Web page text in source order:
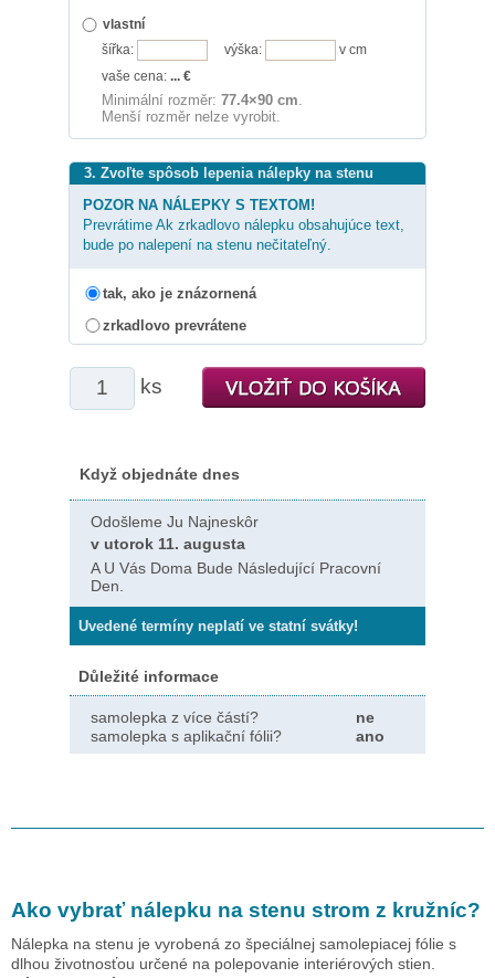
vlastní
šířka:
výška:
v cm
vaše cena: ... €
Minimální rozměr: 77.4×90 cm.
Menší rozměr nelze vyrobit.
3. Zvoľte spôsob lepenia nálepky na stenu
POZOR NA NÁLEPKY S TEXTOM!
Prevrátime Ak zrkadlovo nálepku obsahujúce text,
bude po nalepení na stenu nečitateľný.
tak, ako je znázornená
zrkadlovo prevrátene
ks
Když objednáte dnes
Odošleme Ju Najneskôr
v utorok 11. augusta
A U Vás Doma Bude Následující Pracovní
Den.
Uvedené termíny neplatí ve statní svátky!
Důležité informace
samolepka z více částí?
ne
samolepka s aplikační fólii?
ano
Ako vybrať nálepku na stenu strom z kružníc?
Nálepka na stenu je vyrobená zo špeciálnej samolepiacej fólie s
dlhou životnosťou určené na polepovanie interiérových stien.